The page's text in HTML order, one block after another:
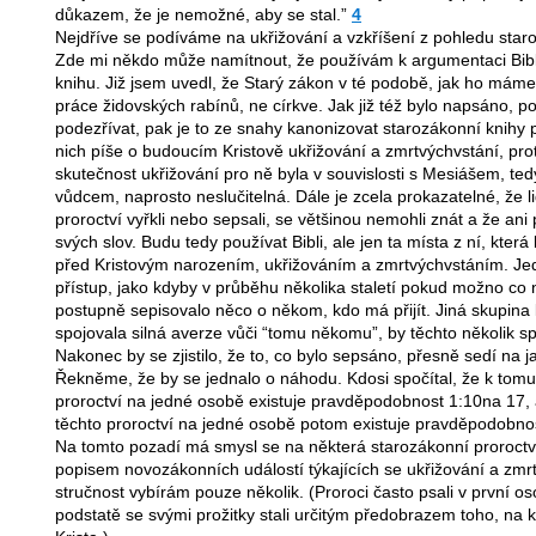
důkazem, že je nemožné, aby se stal.” 4
Nejdříve se podíváme na ukřižování a vzkříšení z pohledu
Zde mi někdo může namítnout, že používám k argumentaci
knihu. Již jsem uvedl, že Starý zákon v té podobě, jak ho
práce židovských rabínů, ne církve. Jak již též bylo napsáno,
podezřívat, pak je to ze snahy kanonizovat starozákonní knihy
nich píše o budoucím Kristově ukřižování a zmrtvýchvstání,
skutečnost ukřižování pro ně byla v souvislosti s Mesiášem,
vůdcem, naprosto neslučitelná. Dále je zcela prokazatelné, že
proroctví vyřkli nebo sepsali, se většinou nemohli znát a že ani
svých slov. Budu tedy používat Bibli, ale jen ta místa z ní,
před Kristovým narozením, ukřižováním a zmrtvýchvstáním.
přístup, jako kdyby v průběhu několika staletí pokud možno co
postupně sepisovalo něco o někom, kdo má přijít. Jiná
spojovala silná averze vůči “tomu někomu”, by těchto několik
Nakonec by se zjistilo, že to, co bylo sepsáno, přesně sedí na
Řekněme, že by se jednalo o náhodu. Kdosi spočítal, že k
proroctví na jedné osobě existuje pravděpodobnost 1:10na 17,
těchto proroctví na jedné osobě potom existuje
Na tomto pozadí má smysl se na některá starozákonní
popisem novozákonních událostí týkajících se ukřižování a
stručnost vybírám pouze několik. (Proroci často psali v první
podstatě se svými prožitky stali určitým předobrazem toho, na